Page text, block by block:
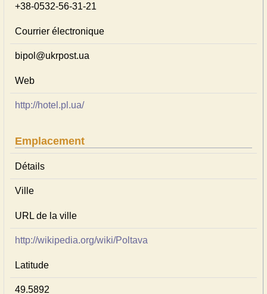
+38-0532-56-31-21
Courrier électronique
bipol@ukrpost.ua
Web
http://hotel.pl.ua/
Emplacement
Détails
Ville
URL de la ville
http://wikipedia.org/wiki/Poltava
Latitude
49.5892